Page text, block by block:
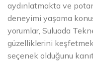
aydınlatmakta ve
deneyimi yaşama
yorumlar, Suluada
güzelliklerini
seçenek olduğunu